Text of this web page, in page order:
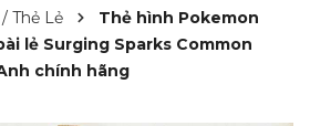
Thẻ Lẻ
Thẻ hình Pokemon
lẻ Surging Sparks Common
chính hãng